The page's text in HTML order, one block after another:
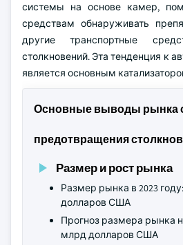
системы на основе камер,
средствам обнаруживать
другие транспортные
столкновений. Эта тенденция к
является основным
Основные выводы рынка
предотвращения
Размер и рост рынка
Размер рынка в 2023
долларов США
Прогноз размера рынка
млрд долларов США